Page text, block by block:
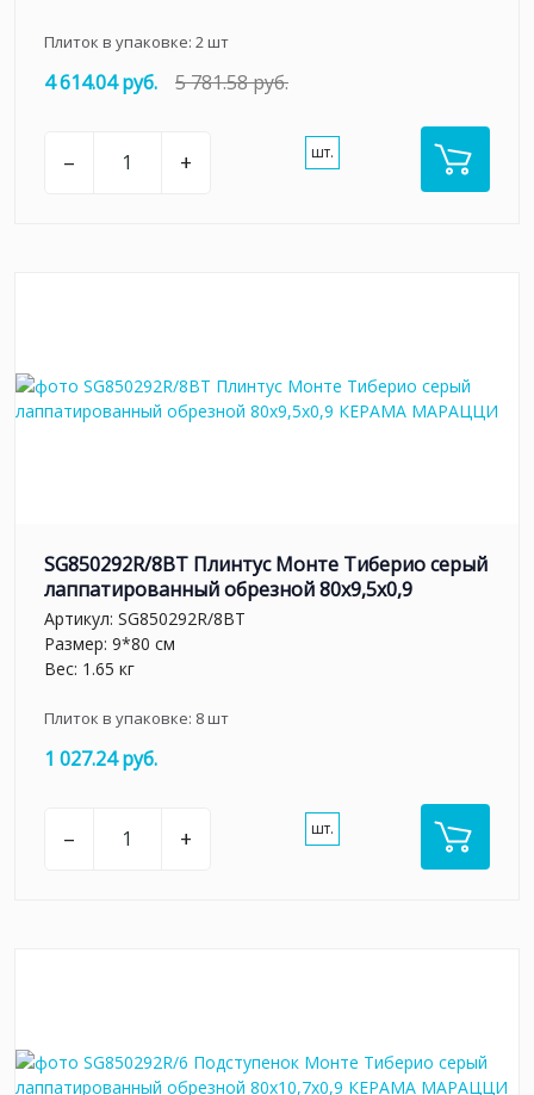
Плиток в упаковке: 2шт
4 614.04 руб. 5 781.58 руб.
– + шт.
SG850292R/8BT Плинтус Монте Тиберио серый
лаппатированный обрезной 80x9,5x0,9
Артикул: SG850292R/8BT
Размер: 9*80 см
Вес: 1.65 кг
Плиток в упаковке: 8шт
1 027.24 руб.
– + шт.